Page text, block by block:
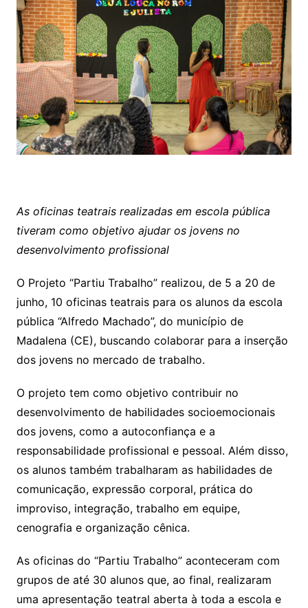
As oficinas teatrais realizadas em escola pública
tiveram como objetivo ajudar os jovens no
desenvolvimento profissional
O Projeto “Partiu Trabalho” realizou, de 5 a 20 de
junho, 10 oficinas teatrais para os alunos da escola
pública “Alfredo Machado”, do município de
Madalena (CE), buscando colaborar para a inserção
dos jovens no mercado de trabalho.
O projeto tem como objetivo contribuir no
desenvolvimento de habilidades socioemocionais
dos jovens, como a autoconfiança e a
responsabilidade profissional e pessoal. Além disso,
os alunos também trabalharam as habilidades de
comunicação, expressão corporal, prática do
improviso, integração, trabalho em equipe,
cenografia e organização cênica.
As oficinas do “Partiu Trabalho” aconteceram com
grupos de até 30 alunos que, ao final, realizaram
uma apresentação teatral aberta à toda a escola e